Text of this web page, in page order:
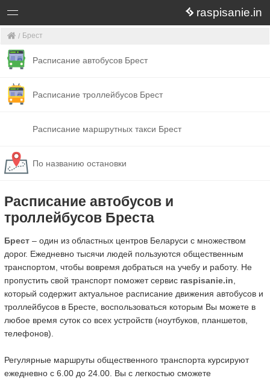
raspisanie.in
Брест
Расписание автобусов Брест
Расписание троллейбусов Брест
Расписание маршрутных такси Брест
По названию остановки
Расписание автобусов и
троллейбусов Бреста
Брест – один из областных центров Беларуси с множеством
дорог. Ежедневно тысячи людей пользуются общественным
транспортом, чтобы вовремя добраться на учебу и работу. Не
пропустить свой транспорт поможет сервис raspisanie.in,
который содержит актуальное расписание движения автобусов и
троллейбусов в Бресте, воспользоваться которым Вы можете в
любое время суток со всех устройств (ноутбуков, планшетов,
телефонов).
Регулярные маршруты общественного транспорта курсируют
ежедневно с 6.00 до 24.00. Вы с легкостью сможете